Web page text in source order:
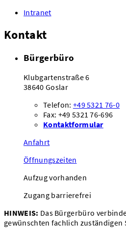
Intranet
Kontakt
Bürgerbüro
Klubgartenstraße 6
38640 Goslar
Telefon: +49 5321 76-0
Fax: +49 5321 76-696
Kontaktformular
Anfahrt
Öffnungszeiten
Aufzug vorhanden
Zugang barrierefrei
HINWEIS: Das Bürgerbüro
gewünschten fachlich zuständigen